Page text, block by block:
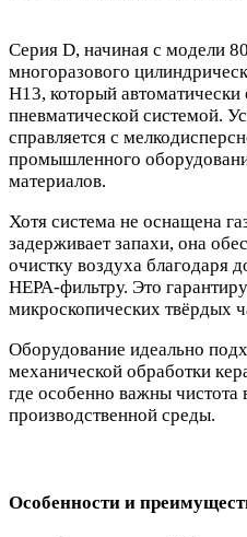
Серия D, начиная с модели
многоразового
H13, который
пневматической системой.
справляется с
промышленного
материалов.
Хотя система не оснащена
задерживает запахи, она
очистку воздуха
HEPA-фильтру. Это
микроскопических твёрдых
Оборудование идеально
механической обработки
где особенно важны чистота
производственной среды.
Особенности и